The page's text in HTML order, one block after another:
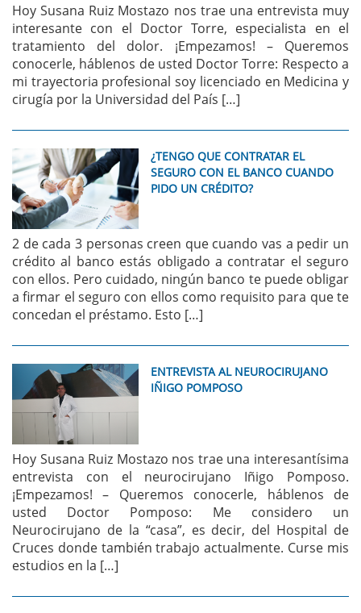
Hoy Susana Ruiz Mostazo nos trae una entrevista muy
interesante con el Doctor Torre, especialista en el
tratamiento del dolor. ¡Empezamos! – Queremos
conocerle, háblenos de usted Doctor Torre: Respecto a
mi trayectoria profesional soy licenciado en Medicina y
cirugía por la Universidad del País […]
¿TENGO QUE CONTRATAR EL
SEGURO CON EL BANCO CUANDO
PIDO UN CRÉDITO?
2 de cada 3 personas creen que cuando vas a pedir un
crédito al banco estás obligado a contratar el seguro
con ellos. Pero cuidado, ningún banco te puede obligar
a firmar el seguro con ellos como requisito para que te
concedan el préstamo. Esto […]
ENTREVISTA AL NEUROCIRUJANO
IÑIGO POMPOSO
Hoy Susana Ruiz Mostazo nos trae una interesantísima
entrevista con el neurocirujano Iñigo Pomposo.
¡Empezamos! – Queremos conocerle, háblenos de
usted Doctor Pomposo: Me considero un
Neurocirujano de la “casa”, es decir, del Hospital de
Cruces donde también trabajo actualmente. Curse mis
estudios en la […]